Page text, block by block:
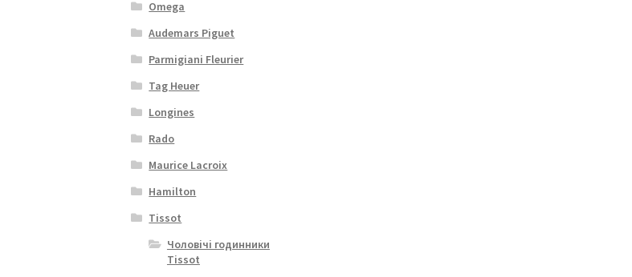
Omega
Audemars Piguet
Parmigiani Fleurier
Tag Heuer
Longines
Rado
Maurice Lacroix
Hamilton
Tissot
Чоловічі годинники
Tissot